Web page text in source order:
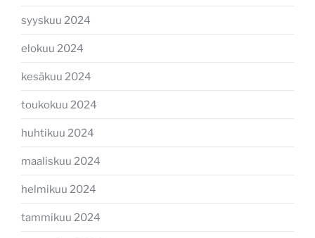
syyskuu 2024
elokuu 2024
kesäkuu 2024
toukokuu 2024
huhtikuu 2024
maaliskuu 2024
helmikuu 2024
tammikuu 2024